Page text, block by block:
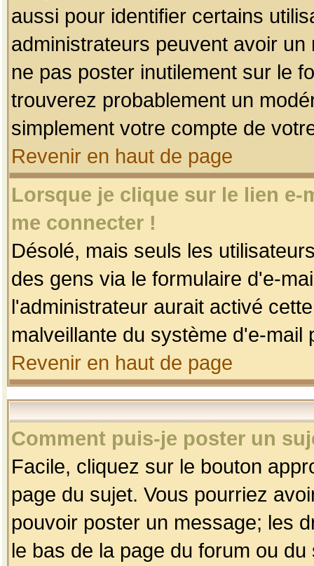
aussi pour identifier certains
administrateurs peuvent avoir
ne pas poster inutilement sur le
trouverez probablement un
simplement votre compte de
Revenir en haut de page
Lorsque je clique sur le lien
me connecter !
Désolé, mais seuls les
des gens via le formulaire d'e-
l'administrateur aurait activé
malveillante du système d'e-
Revenir en haut de page
Comment puis-je poster un
Facile, cliquez sur le bouton
page du sujet. Vous pourriez
pouvoir poster un message; les
le bas de la page du forum ou